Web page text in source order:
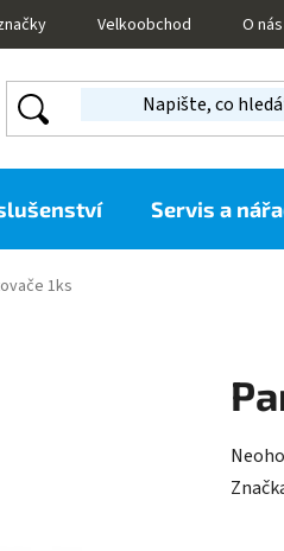
Velkoobchod O nás
Servis a
1ks